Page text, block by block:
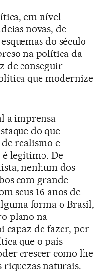
em nível
novas, de
do século
na política da
de conseguir
que modernize
a imprensa
do que
realismo e
é legítimo. De
nenhum dos
com grande
seus 16 anos de
forma o Brasil,
plano na
capaz de fazer, por
que o país
crescer como lhe
naturais.